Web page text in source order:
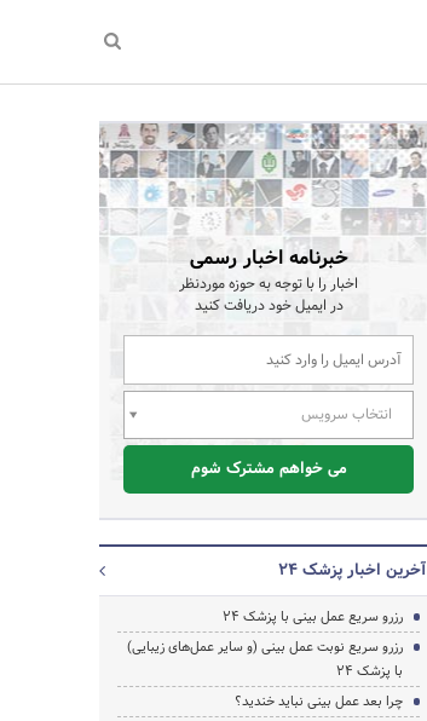
خبرنامه اخبار رسمی
اخبار را با توجه به حوزه موردنظر
در ایمیل خود دریافت کنید
انتخاب سرویس
می خواهم مشترک شوم
آخرین اخبار پزشک 24
رزرو سریع عمل بینی با پزشک 24
رزرو سریع نوبت عمل بینی (و سایر عمل‌های زیبایی)
با پزشک 24
چرا بعد عمل بینی نباید خندید؟